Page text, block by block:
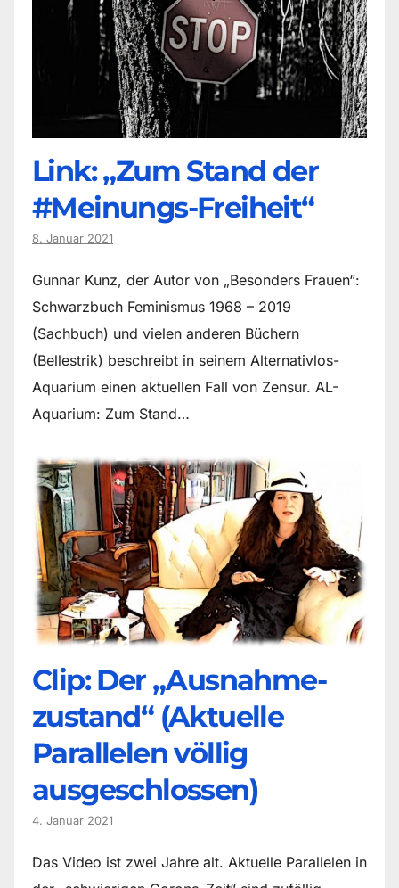
Link: „Zum Stand der
#Meinungs-Freiheit“
8. Januar 2021
Gunnar Kunz, der Autor von „Besonders Frauen“:
Schwarzbuch Feminismus 1968 – 2019
(Sachbuch) und vielen anderen Büchern
(Bellestrik) beschreibt in seinem Alternativlos-
Aquarium einen aktuellen Fall von Zensur. AL-
Aquarium: Zum Stand…
Clip: Der „Ausnahme-
zustand“ (Aktuelle
Parallelen völlig
ausgeschlossen)
4. Januar 2021
Das Video ist zwei Jahre alt. Aktuelle Parallelen in